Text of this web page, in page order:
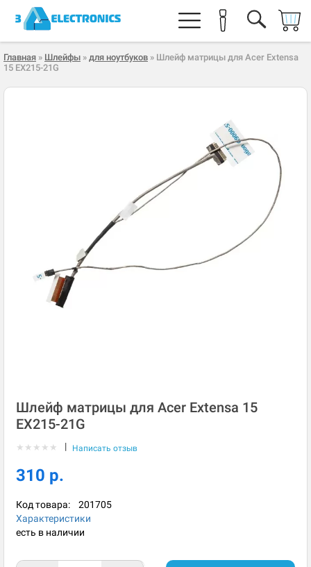
Главная » Шлейфы » для ноутбуков » Шлейф матрицы для Acer Extensa
15 EX215-21G
Шлейф матрицы для Acer Extensa 15
EX215-21G
★ ★ ★ ★ ★ | Написать отзыв
310 р.
Код товара: 201705
Характеристики
есть в наличии